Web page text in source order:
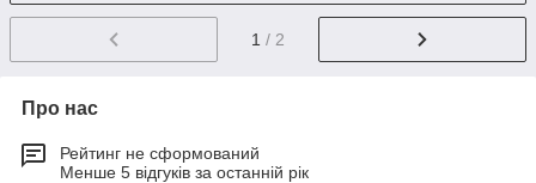
1 / 2
Про нас
Рейтинг не сформований
Менше 5 відгуків за останній рік